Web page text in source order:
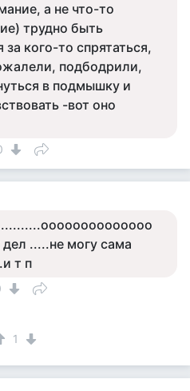
а не что-то
трудно быть
кого-то спрятаться,
подбодрили,
в подмышку и
-вот оно
.....не могу сама
т п
1